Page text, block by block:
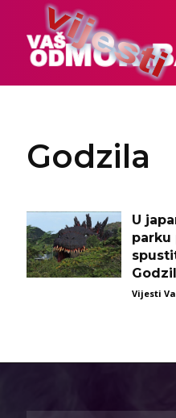
Godzila
U
parku
Vijesti